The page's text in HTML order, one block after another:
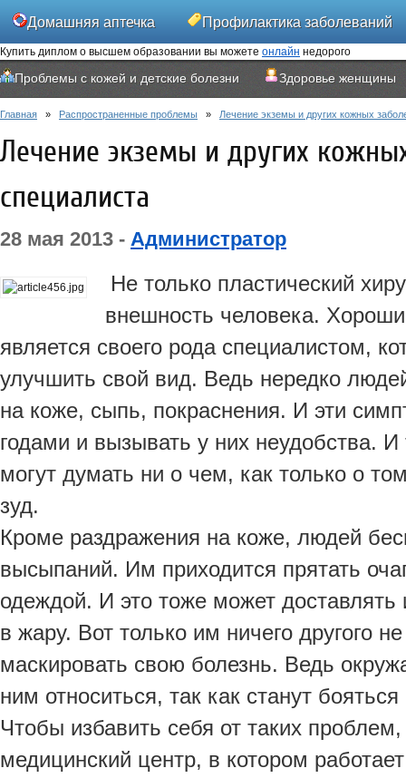
Домашняя аптечка Профилактика заболеваний
Контакты
Купить диплом о высшем образовании вы можете онлайн недорого
Проблемы с кожей и детские болезни Здоровье женщины
Главная » Распространенные проблемы » Лечение экземы и других кожных
Лечение экземы и других
специалиста
28 мая 2013 - Администратор
Не только пластический
внешность человека.
является своего рода специалистом,
улучшить свой вид. Ведь нередко
на коже, сыпь, покраснения. И эти
годами и вызывать у них неудобства.
могут думать ни о чем, как только о
зуд.
Кроме раздражения на коже, людей
высыпаний. Им приходится прятать
одеждой. И это тоже может доставлять
в жару. Вот только им ничего другого
маскировать свою болезнь. Ведь
ним относиться, так как станут
Чтобы избавить себя от таких
медицинский центр, в котором